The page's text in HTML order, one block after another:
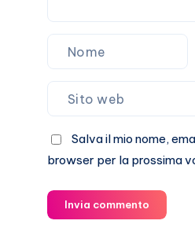
Salva il mio nome,
browser per la prossima
Invia commento